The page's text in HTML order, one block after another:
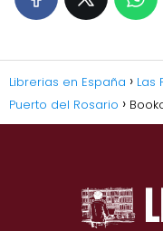
Librerias en España Las
Puerto del Rosario